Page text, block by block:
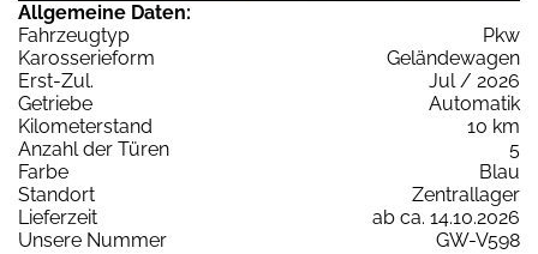
Allgemeine Daten:
Fahrzeugtyp
Pkw
Karosserieform
Geländewagen
Erst-Zul.
Jul / 2026
Getriebe
Automatik
Kilometerstand
10 km
Anzahl der Türen
5
Farbe
Blau
Standort
Zentrallager
Lieferzeit
ab ca. 14.10.2026
Unsere Nummer
GW-V598